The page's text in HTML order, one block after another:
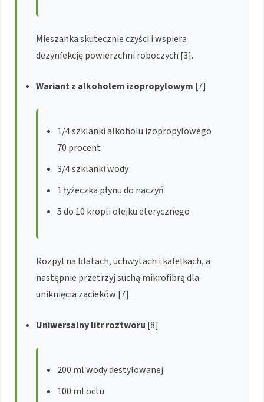
Mieszanka skutecznie czyści i wspiera
dezynfekcję powierzchni roboczych [3].
Wariant z alkoholem izopropylowym [7]
1/4 szklanki alkoholu izopropylowego
70 procent
3/4 szklanki wody
1 łyżeczka płynu do naczyń
5 do 10 kropli olejku eterycznego
Rozpyl na blatach, uchwytach i kafelkach, a
następnie przetrzyj suchą mikrofibrą dla
uniknięcia zacieków [7].
Uniwersalny litr roztworu [8]
200 ml wody destylowanej
100 ml octu